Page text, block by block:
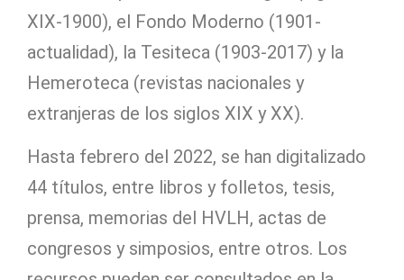
XIX-1900), el Fondo Moderno (1901-
actualidad), la Tesiteca (1903-2017) y la
Hemeroteca (revistas nacionales y
extranjeras de los siglos XIX y XX).
Hasta febrero del 2022, se han digitalizado
44 títulos, entre libros y folletos, tesis,
prensa, memorias del HVLH, actas de
congresos y simposios, entre otros. Los